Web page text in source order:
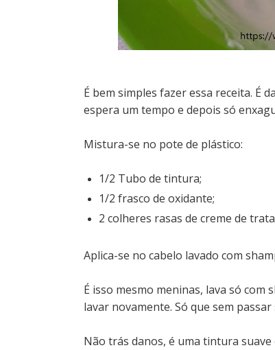
É bem simples fazer essa receita. É
espera um tempo e depois só
Mistura-se no pote de plástico:
1/2 Tubo de tintura;
1/2 frasco de oxidante;
2 colheres rasas de creme de
Aplica-se no cabelo lavado com
É isso mesmo meninas, lava só
lavar novamente. Só que sem
Não trás danos, é uma tintura suave